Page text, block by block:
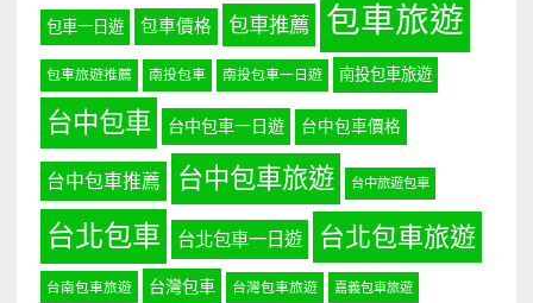
包車一日遊 包車價格 包車推薦 包車旅遊
包車旅遊推薦 南投包車 南投包車一日遊 南投包車旅遊
台中包車 台中包車一日遊 台中包車價格
台中包車推薦 台中包車旅遊 台中旅遊包車
台北包車 台北包車一日遊 台北包車旅遊
台南包車旅遊 台灣包車 台灣包車旅遊 嘉義包車旅遊